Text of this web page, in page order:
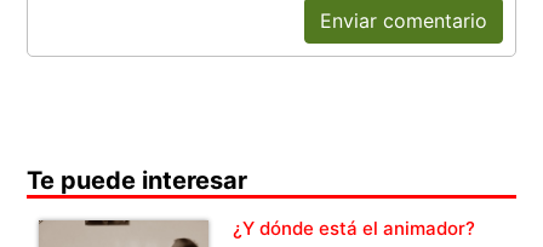
Enviar comentario
Te puede interesar
¿Y dónde está el animador?